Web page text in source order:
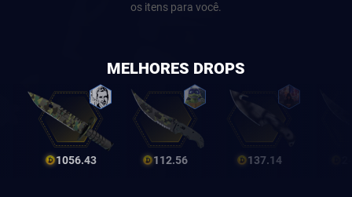
os itens para você.
MELHORES DROPS
1056.43 112.56 137.14